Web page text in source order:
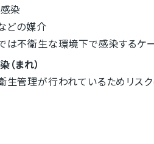
染
どの媒介
は不衛生な環境下で感染するケ
まれ）
管理が行われているためリス